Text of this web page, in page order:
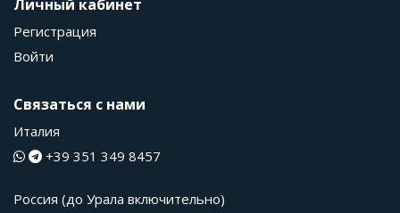
Личный кабинет
Регистрация
Войти
Связаться с нами
Италия
+39 351 349 8457
Россия (до Урала включительно)